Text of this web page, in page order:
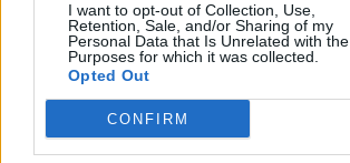
I want to opt-out of Collection, Use,
Retention, Sale, and/or Sharing of my
Personal Data that Is Unrelated with the
Purposes for which it was collected.
Opted Out
CONFIRM
ženklas“
Žinios | Lietuvos diena